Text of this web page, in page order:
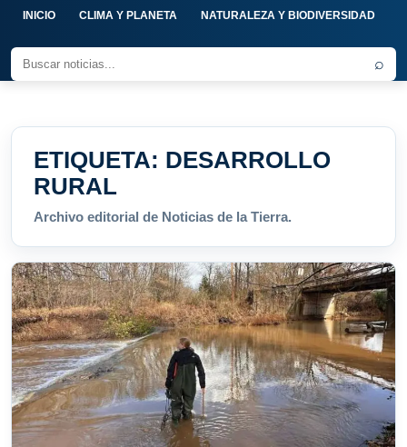
INICIO CLIMA Y PLANETA NATURALEZA Y BIODIVERSIDAD
⌕
ETIQUETA: DESARROLLO
RURAL
Archivo editorial de Noticias de la Tierra.